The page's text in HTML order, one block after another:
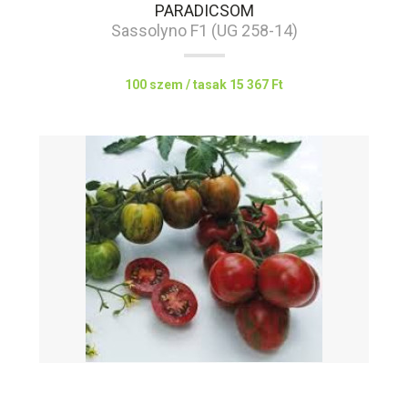
PARADICSOM
Sassolyno F1 (UG 258-14)
100 szem / tasak 15 367 Ft